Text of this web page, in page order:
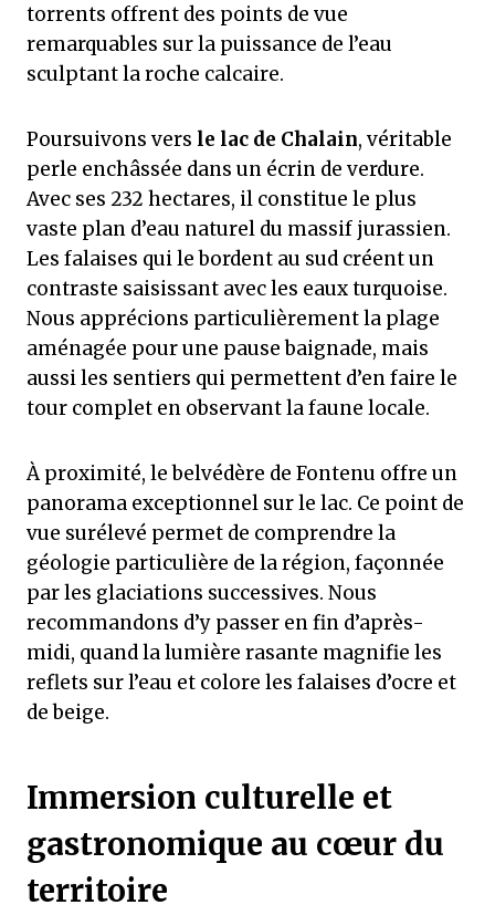
torrents offrent des points de vue
remarquables sur la puissance de l’eau
sculptant la roche calcaire.
Poursuivons vers le lac de Chalain, véritable
perle enchâssée dans un écrin de verdure.
Avec ses 232 hectares, il constitue le plus
vaste plan d’eau naturel du massif jurassien.
Les falaises qui le bordent au sud créent un
contraste saisissant avec les eaux turquoise.
Nous apprécions particulièrement la plage
aménagée pour une pause baignade, mais
aussi les sentiers qui permettent d’en faire le
tour complet en observant la faune locale.
À proximité, le belvédère de Fontenu offre un
panorama exceptionnel sur le lac. Ce point de
vue surélevé permet de comprendre la
géologie particulière de la région, façonnée
par les glaciations successives. Nous
recommandons d’y passer en fin d’après-
midi, quand la lumière rasante magnifie les
reflets sur l’eau et colore les falaises d’ocre et
de beige.
Immersion culturelle et
gastronomique au cœur du
territoire